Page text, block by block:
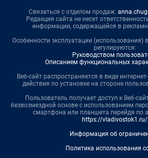
Связаться с отделом продаж:
Редакция сайта не несет
информации, содержащейся в
Особенности эксплуатации (использования)
регулируются:
Руководством
Описанием функциональных
Веб-сайт распространяется в виде
действия по установке на стороне
Пользователь получает доступ к Веб-
безвозмездной основе с использованием
смартфона или планшета перейдя по
https://vladivostok1.ru/
Информация об
Политика использования